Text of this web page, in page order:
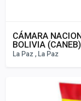
CÁMARA
BOLIVIA (CANEB)
La Paz , La Paz